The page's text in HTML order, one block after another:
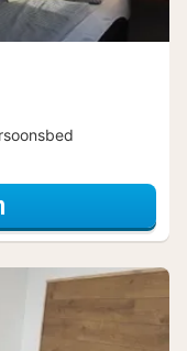
voor Standaard